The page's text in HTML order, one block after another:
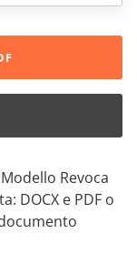
Revoca
DOCX e PDF o